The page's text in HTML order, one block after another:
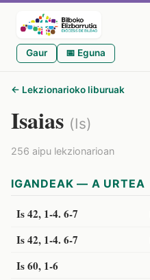
Gaur 📅 Eguna
← Lekzionarioko liburuak
Isaias (Is)
256 aipu lekzionarioan
IGANDEAK — A URTEA
Is 42, 1-4. 6-7
Is 42, 1-4. 6-7
Is 60, 1-6